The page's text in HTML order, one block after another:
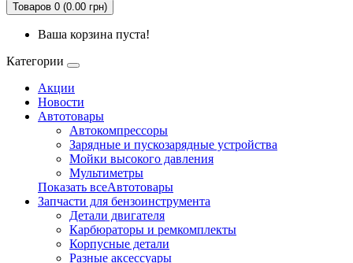
Товаров 0 (0.00 грн)
Ваша корзина пуста!
Категории
Акции
Новости
Автотовары
Автокомпрессоры
Зарядные и пускозарядные устройства
Мойки высокого давления
Мультиметры
Показать всеАвтотовары
Запчасти для бензоинструмента
Детали двигателя
Карбюраторы и ремкомплекты
Корпусные детали
Разные аксессуары